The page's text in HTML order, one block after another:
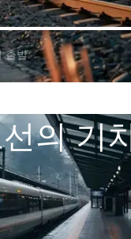
출발:
의 기